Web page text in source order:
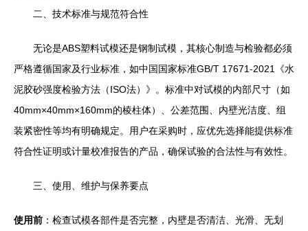
二、技术标准与规范符合性
无论是ABS塑料试模还是钢制试模，其核心制造与检验都必须
严格遵循国家及行业标准，如中国国家标准GB/T 17671-2021《水
泥胶砂强度检验方法（ISO法）》。标准中对试模的内部尺寸（如
40mm×40mm×160mm的棱柱体）、公差范围、内壁光洁度、组
装紧密性等均有明确规定。用户在采购时，应优先选择能提供标准
符合性证明或计量校准报告的产品，确保试验的合法性与有效性。
三、使用、维护与保养要点
使用前 ：检查试模各部件是否完整，内壁是否清洁、光滑、无划